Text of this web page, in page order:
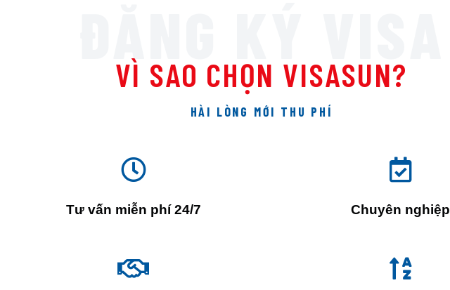
VÌ SAO CHỌN VISASUN?
HÀI LÒNG MỚI THU PHÍ
Tư vấn miễn phí 24/7 Chuyên nghiệp